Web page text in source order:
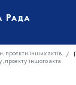
проєкти інших актів
проєкту іншого акта